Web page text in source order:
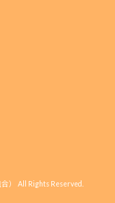
） All Rights Reserved.